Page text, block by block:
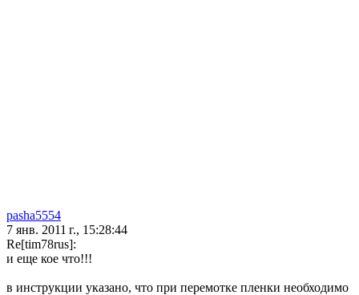
pasha5554
7 янв. 2011 г., 15:28:44
Re[tim78rus]:
и еще кое что!!!
в инструкции указано, что при перемотке пленки необходимо